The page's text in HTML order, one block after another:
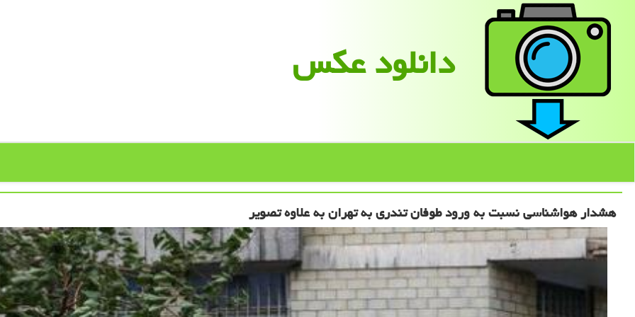
دانلود عكس
هشدار هواشناسی نسبت به ورود طوفان تندری به تهران به علاوه تصویر